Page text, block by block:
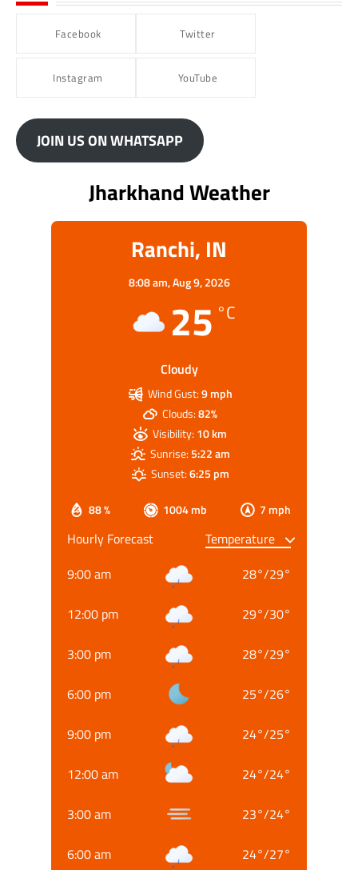
Facebook Twitter
Instagram YouTube
JOIN US ON WHATSAPP
Jharkhand Weather
Ranchi, IN
8:08 am,Aug 9, 2026
25 °C
Cloudy
88 % 1004 mb 7 mph
Wind Gust:9 mph
Clouds:82%
Visibility:10 km
Sunrise:5:22 am
Sunset:6:25 pm
Hourly Forecast
9:00 am
28°/29°
12:00 pm 29°/30°
3:00 pm 28°/29°
6:00 pm 25°/26°
9:00 pm 24°/25°
12:00 am 24°/24°
3:00 am 23°/24°
6:00 am 24°/27°